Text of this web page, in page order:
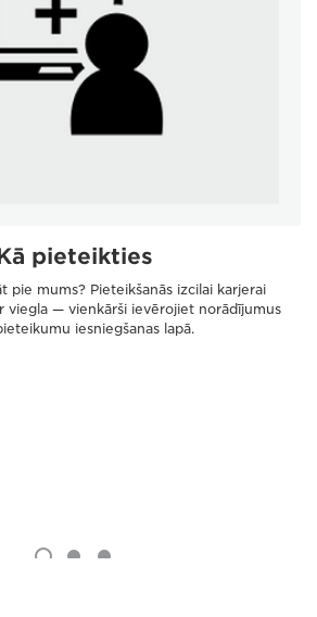
pieteikties
pie mums? Pieteikšanās izcilai karjerai
viegla — vienkārši ievērojiet norādījumus
iesniegšanas lapā.